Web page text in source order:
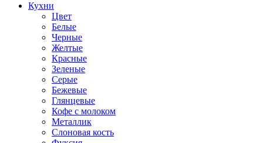
Кухни
Цвет
Белые
Черные
Желтые
Красные
Зеленые
Серые
Бежевые
Глянцевые
Кофе с молоком
Металлик
Слоновая кость